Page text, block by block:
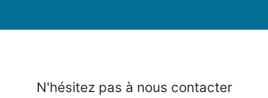
N'hésitez pas à nous contacter